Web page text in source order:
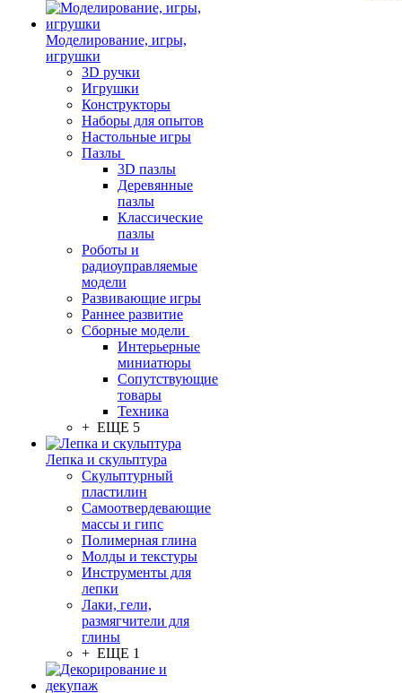
Моделирование, игры,
игрушки
3D ручки
Игрушки
Конструкторы
Наборы для опытов
Настольные игры
Пазлы
3D пазлы
Деревянные
пазлы
Классические
пазлы
Роботы и
радиоуправляемые
модели
Развивающие игры
Раннее развитие
Сборные модели
Интерьерные
миниатюры
Сопутствующие
товары
Техника
+ ЕЩЕ 5
Лепка и скульптура
Скульптурный
пластилин
Самоотвердевающие
массы и гипс
Полимерная глина
Молды и текстуры
Инструменты для
лепки
Лаки, гели,
размягчители для
глины
+ ЕЩЕ 1